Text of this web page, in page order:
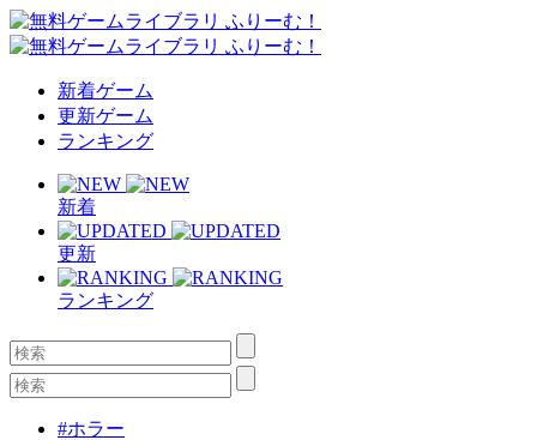
新着ゲーム
更新ゲーム
ランキング
新着
更新
ランキング
#ホラー